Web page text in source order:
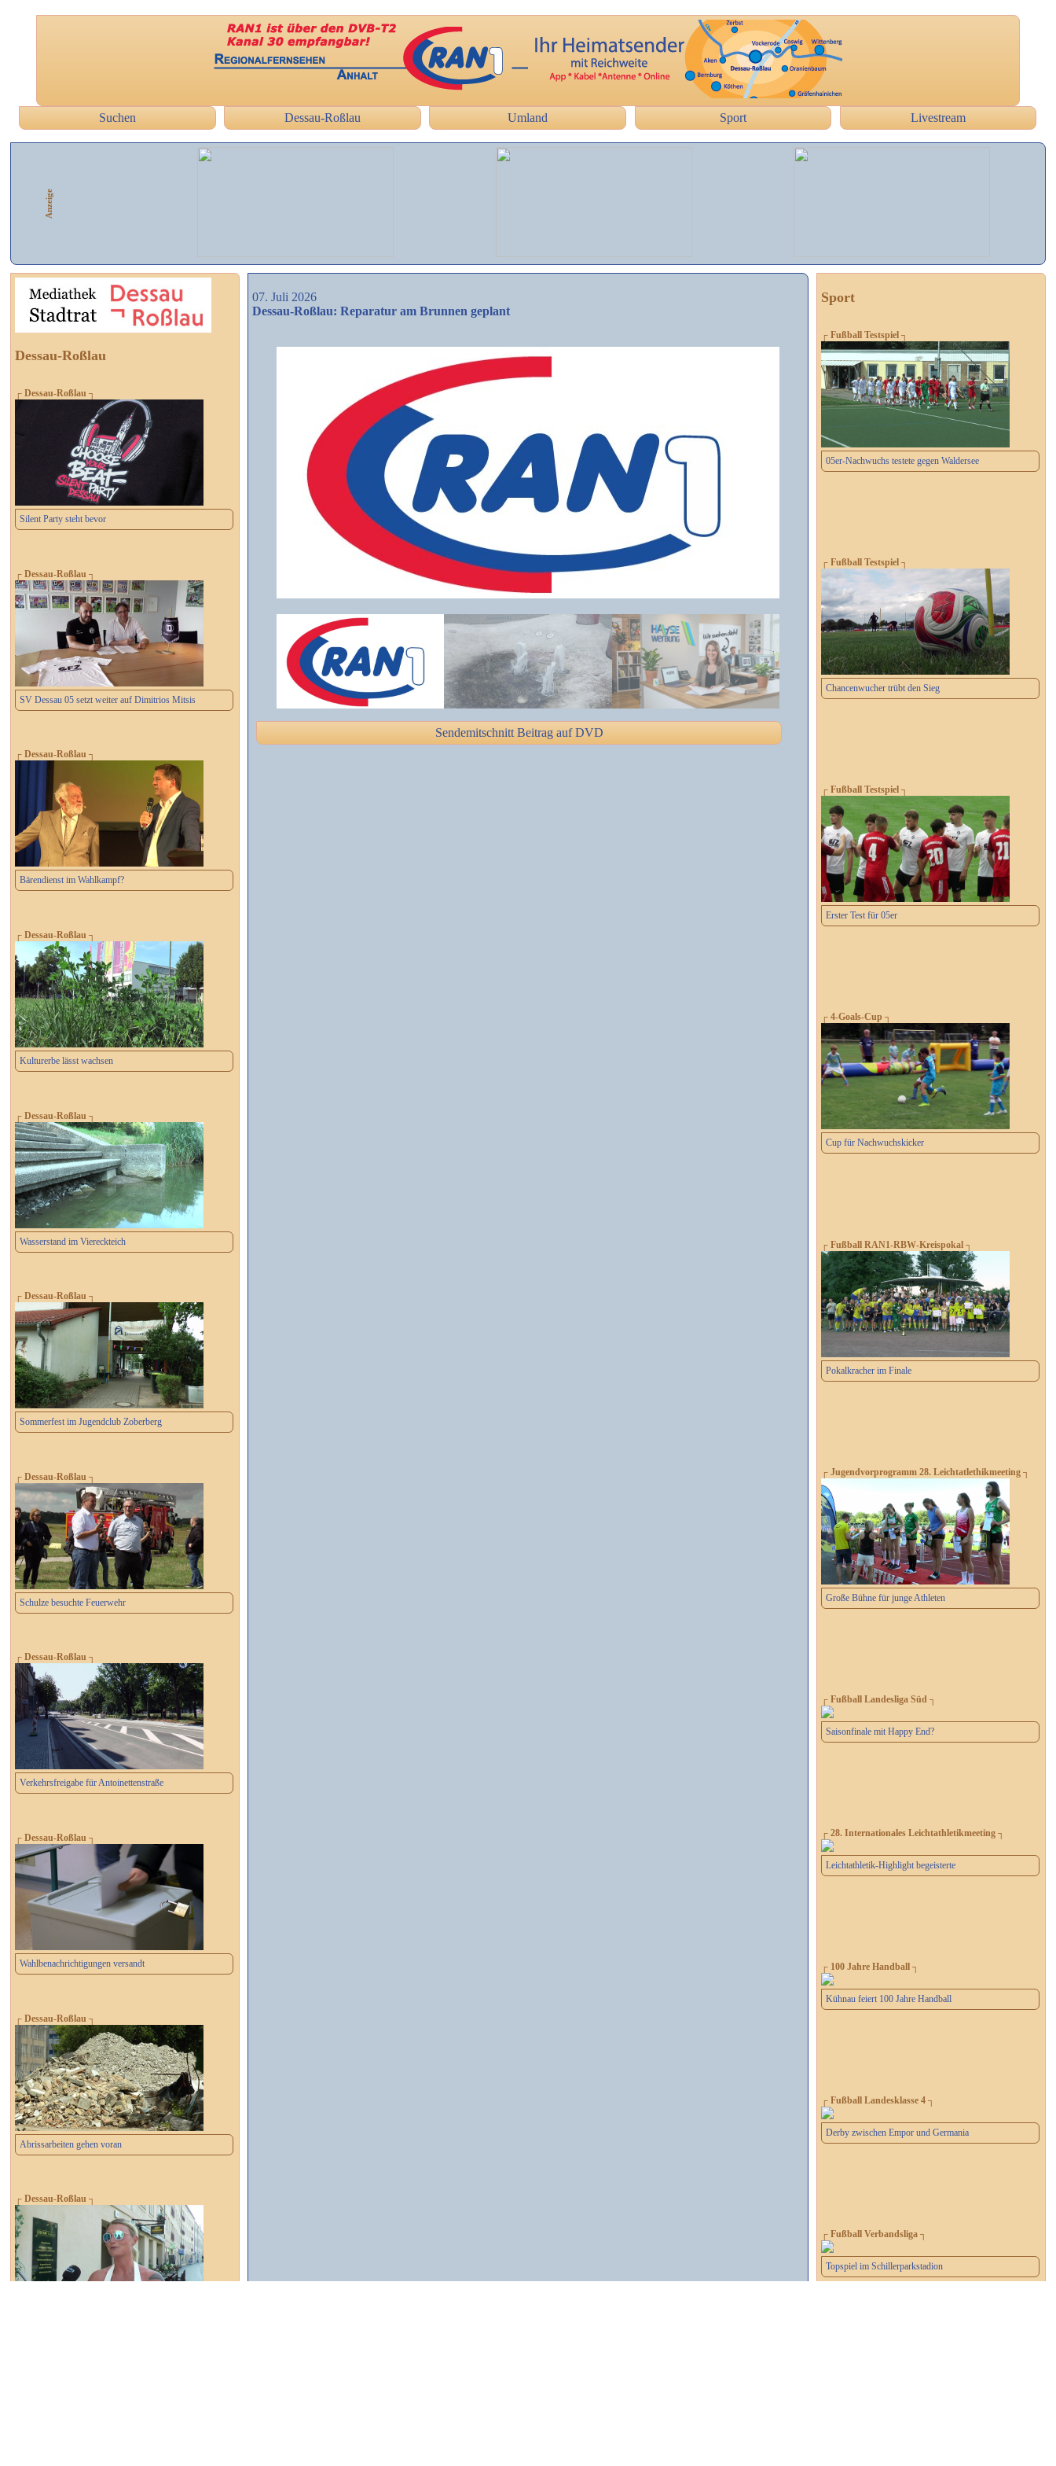
Suchen Dessau-Roßlau Umland Sport Livestream
Dessau-Roßlau
┌ Dessau-Roßlau ┐
Silent Party steht bevor
┌ Dessau-Roßlau ┐
SV Dessau 05 setzt weiter auf Dimitrios Mitsis
┌ Dessau-Roßlau ┐
Bärendienst im Wahlkampf?
┌ Dessau-Roßlau ┐
Kulturerbe lässt wachsen
┌ Dessau-Roßlau ┐
Wasserstand im Viereckteich
┌ Dessau-Roßlau ┐
Sommerfest im Jugendclub Zoberberg
┌ Dessau-Roßlau ┐
Schulze besuchte Feuerwehr
┌ Dessau-Roßlau ┐
Verkehrsfreigabe für Antoinettenstraße
┌ Dessau-Roßlau ┐
Wahlbenachrichtigungen versandt
┌ Dessau-Roßlau ┐
Abrissarbeiten gehen voran
┌ Dessau-Roßlau ┐
07. Juli 2026
Dessau-Roßlau: Reparatur am Brunnen geplant
Sendemitschnitt Beitrag auf DVD
Sport
┌ Fußball Testspiel ┐
05er-Nachwuchs testete gegen Waldersee
┌ Fußball Testspiel ┐
Chancenwucher trübt den Sieg
┌ Fußball Testspiel ┐
Erster Test für 05er
┌ 4-Goals-Cup ┐
Cup für Nachwuchskicker
┌ Fußball RAN1-RBW-Kreispokal ┐
Pokalkracher im Finale
┌ Jugendvorprogramm 28. Leichtatlethikmeeting ┐
Große Bühne für junge Athleten
┌ Fußball Landesliga Süd ┐
Saisonfinale mit Happy End?
┌ 28. Internationales Leichtathletikmeeting ┐
Leichtathletik-Highlight begeisterte
┌ 100 Jahre Handball ┐
Kühnau feiert 100 Jahre Handball
┌ Fußball Landesklasse 4 ┐
Derby zwischen Empor und Germania
┌ Fußball Verbandsliga ┐
Topspiel im Schillerparkstadion
Anzeige